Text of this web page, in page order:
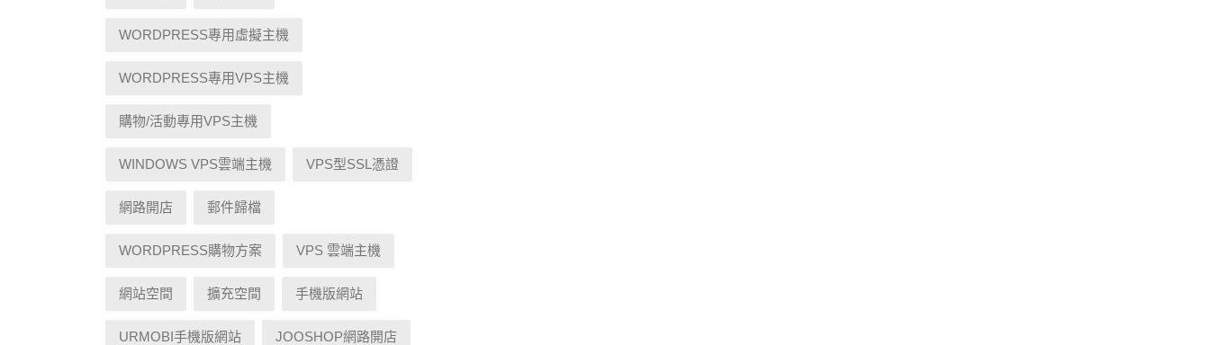
WORDPRESS專用虛擬主機
WORDPRESS專用VPS主機
購物/活動專用VPS主機
WINDOWS VPS雲端主機 VPS型SSL憑證
網路開店 郵件歸檔
WORDPRESS購物方案 VPS 雲端主機
網站空間 擴充空間 手機版網站
URMOBI手機版網站 JOOSHOP網路開店